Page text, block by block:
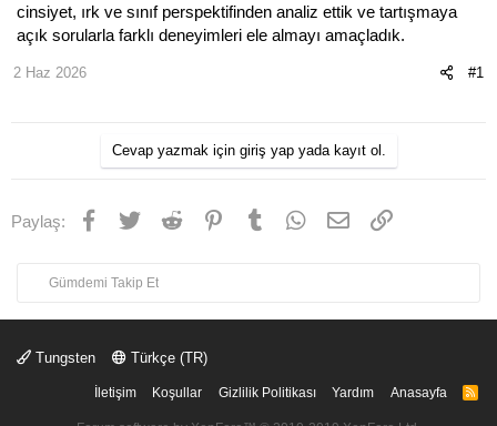
cinsiyet, ırk ve sınıf perspektifinden analiz ettik ve tartışmaya
açık sorularla farklı deneyimleri ele almayı amaçladık.
#1
2 Haz 2026
Cevap yazmak için giriş yap yada kayıt ol.
Paylaş: Facebook
TwitterReddit PinterestTumblr WhatsApp
E-postaLink
Gümdemi Takip Et
Tungsten Türkçe (TR)
İletişim Koşullar Gizlilik Politikası Yardım Anasayfa
R